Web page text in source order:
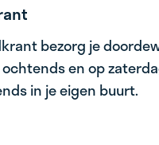
bezorg je
ochtends en op
in je eigen buurt.